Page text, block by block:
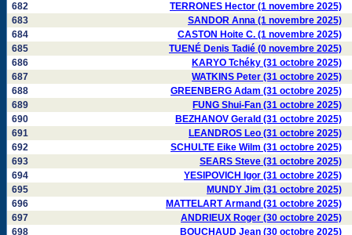
682
TERRONES Hector (1 novembre 2025)
683
SANDOR Anna (1 novembre 2025)
684
CASTON Hoite C. (1 novembre 2025)
685
TUENÉ Denis Tadié (0 novembre 2025)
686
KARYO Tchéky (31 octobre 2025)
687
WATKINS Peter (31 octobre 2025)
688
GREENBERG Adam (31 octobre 2025)
689
FUNG Shui-Fan (31 octobre 2025)
690
BEZHANOV Gerald (31 octobre 2025)
691
LEANDROS Leo (31 octobre 2025)
692
SCHULTE Eike Wilm (31 octobre 2025)
693
SEARS Steve (31 octobre 2025)
694
YESIPOVICH Igor (31 octobre 2025)
695
MUNDY Jim (31 octobre 2025)
696
MATTELART Armand (31 octobre 2025)
697
ANDRIEUX Roger (30 octobre 2025)
698
BOUCHAUD Jean (30 octobre 2025)